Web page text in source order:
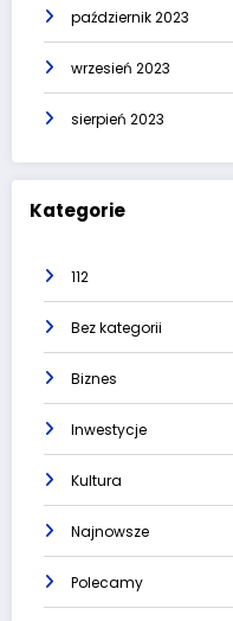
październik 2023
wrzesień 2023
sierpień 2023
Kategorie
112
Bez kategorii
Biznes
Inwestycje
Kultura
Najnowsze
Polecamy